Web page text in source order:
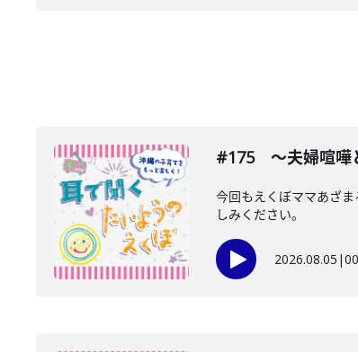
#175 〜夫婦喧嘩
今回もえくぼママあざ
しみください。
2026.08.05 |